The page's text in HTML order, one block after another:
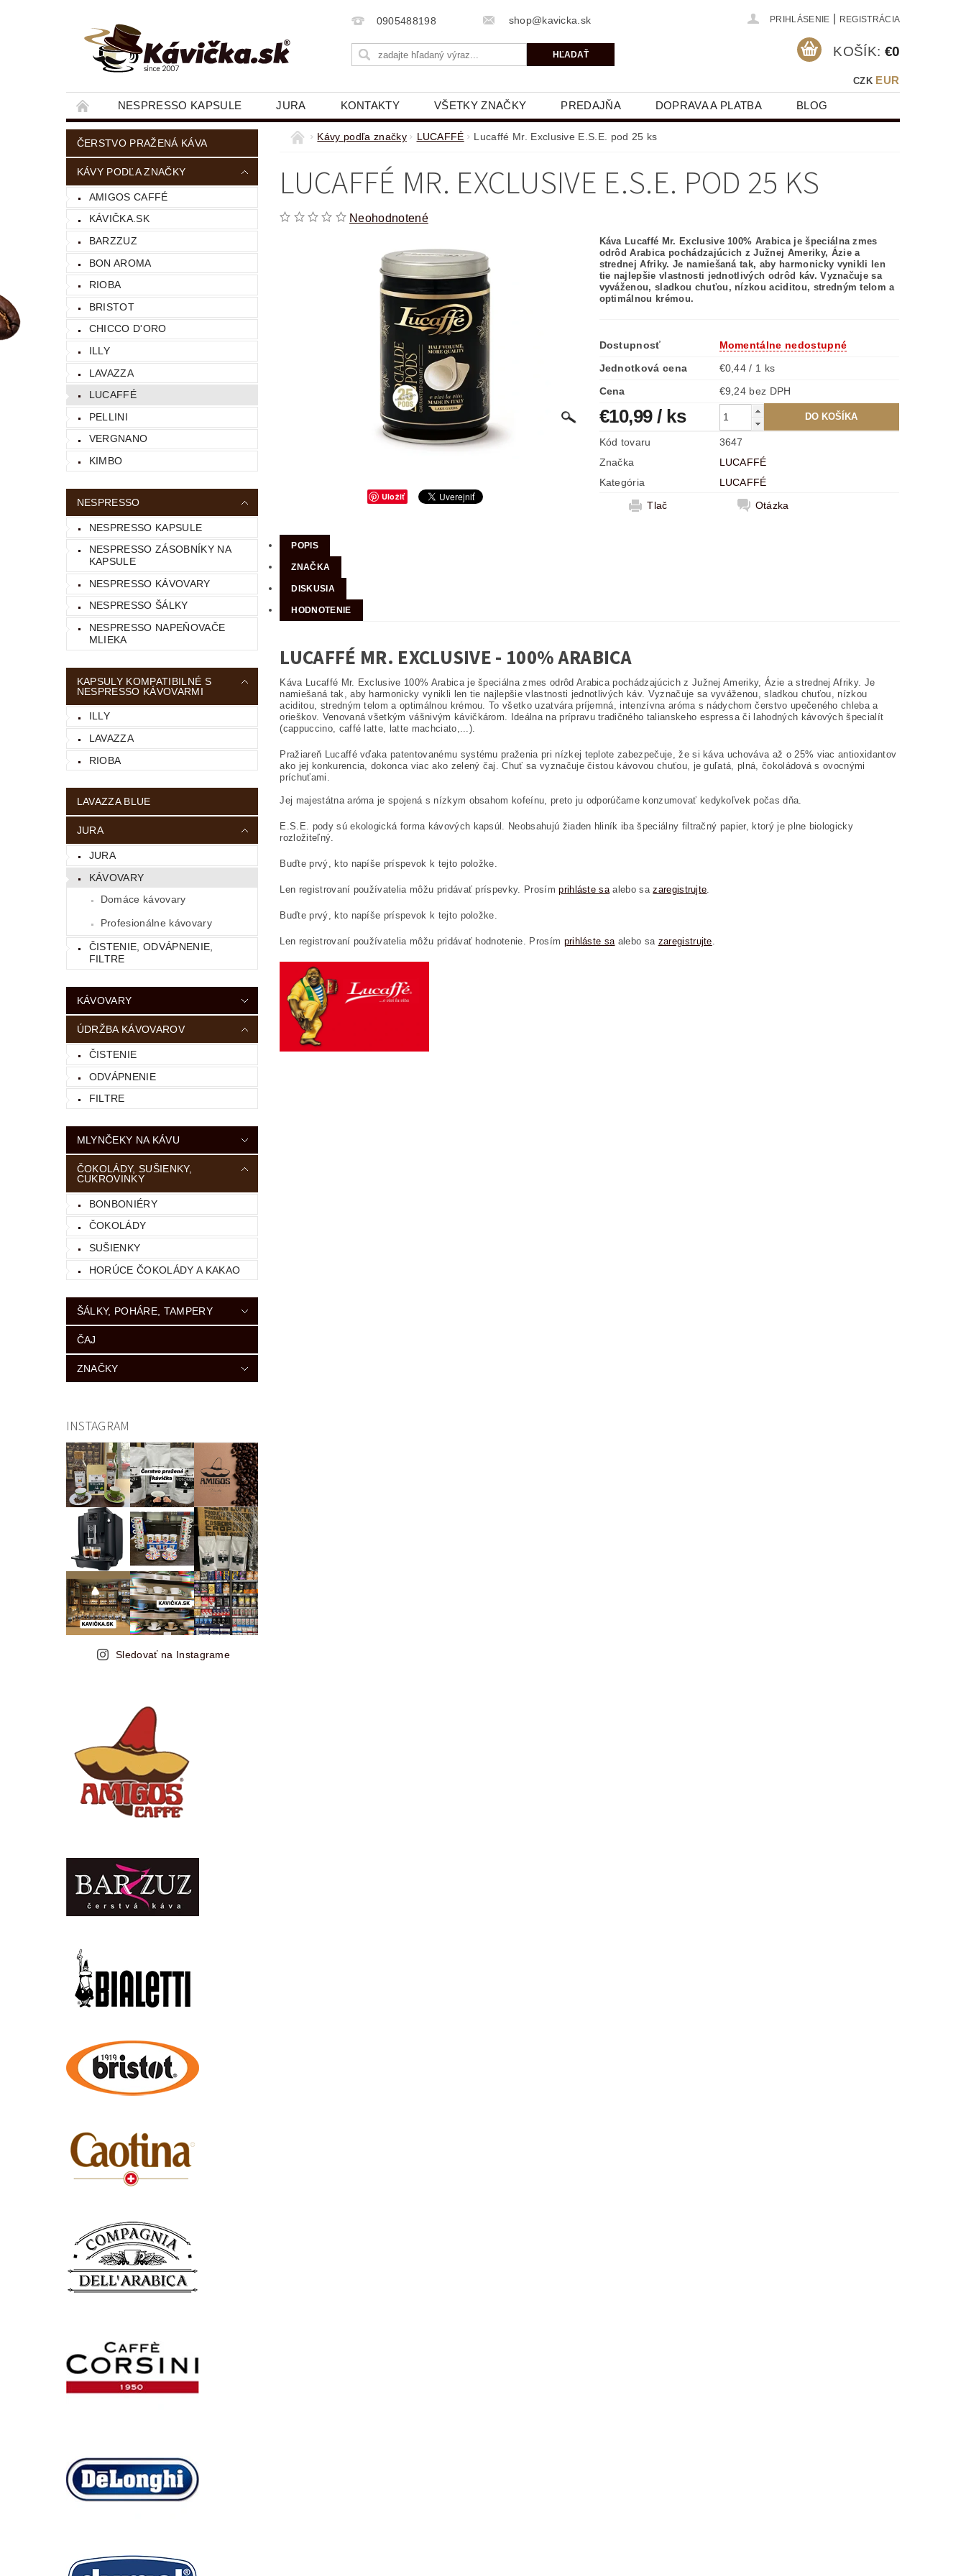
0905488198 shop@kavicka.sk PRIHLÁSENIE REGISTRÁCIA
CZK EUR
KOŠÍK: €0
NESPRESSO KAPSULE JURA KONTAKTY VŠETKY ZNAČKY PREDAJŇA DOPRAVA A PLATBA BLOG
ČERSTVO PRAŽENÁ KÁVA
KÁVY PODĽA ZNAČKY
AMIGOS CAFFÉ
KÁVIČKA.SK
BARZZUZ
BON AROMA
RIOBA
BRISTOT
CHICCO D'ORO
ILLY
LAVAZZA
LUCAFFÉ
PELLINI
VERGNANO
KIMBO
NESPRESSO
NESPRESSO KAPSULE
NESPRESSO ZÁSOBNÍKY NA
KAPSULE
NESPRESSO KÁVOVARY
NESPRESSO ŠÁLKY
NESPRESSO NAPEŇOVAČE
MLIEKA
KAPSULY KOMPATIBILNÉ S
NESPRESSO KÁVOVARMI
ILLY
LAVAZZA
RIOBA
LAVAZZA BLUE
JURA
JURA
KÁVOVARY
Domáce kávovary
Profesionálne kávovary
ČISTENIE, ODVÁPNENIE,
FILTRE
KÁVOVARY
ÚDRŽBA KÁVOVAROV
ČISTENIE
ODVÁPNENIE
FILTRE
MLYNČEKY NA KÁVU
ČOKOLÁDY, SUŠIENKY,
CUKROVINKY
BONBONIÉRY
ČOKOLÁDY
SUŠIENKY
HORÚCE ČOKOLÁDY A KAKAO
ŠÁLKY, POHÁRE, TAMPERY
ČAJ
ZNAČKY
INSTAGRAM
Sledovať na Instagrame
Kávy podľa značky LUCAFFÉ Lucaffé Mr. Exclusive E.S.E. pod 25 ks
LUCAFFÉ MR. EXCLUSIVE E.S.E. POD 25 KS
Neohodnotené
Uložiť
Káva Lucaffé Mr. Exclusive 100% Arabica je špeciálna zmes
odrôd Arabica pochádzajúcich z Južnej Ameriky, Ázie a
strednej Afriky. Je namiešaná tak, aby harmonicky vynikli len
tie najlepšie vlastnosti jednotlivých odrôd káv. Vyznačuje sa
vyváženou, sladkou chuťou, nízkou aciditou, stredným telom a
optimálnou krémou.
Dostupnosť
Momentálne nedostupné
Jednotková cena
€0,44 / 1 ks
Cena
€9,24 bez DPH
€10,99/ ks
Kód tovaru
3647
Značka
LUCAFFÉ
Kategória
LUCAFFÉ
Tlač
Otázka
POPIS
ZNAČKA
DISKUSIA
HODNOTENIE
LUCAFFÉ MR. EXCLUSIVE - 100% ARABICA
Káva Lucaffé Mr. Exclusive 100% Arabica je špeciálna zmes odrôd Arabica pochádzajúcich z Južnej Ameriky, Ázie a strednej Afriky. Je
namiešaná tak, aby harmonicky vynikli len tie najlepšie vlastnosti jednotlivých káv. Vyznačuje sa vyváženou, sladkou chuťou, nízkou
aciditou, stredným telom a optimálnou krémou. To všetko uzatvára príjemná, intenzívna aróma s nádychom čerstvo upečeného chleba a
orieškov. Venovaná všetkým vášnivým kávičkárom. Ideálna na prípravu tradičného talianskeho espressa či lahodných kávových špecialít
(cappuccino, caffé latte, latte machciato,...).
Pražiareň Lucaffé vďaka patentovanému systému praženia pri nízkej teplote zabezpečuje, že si káva uchováva až o 25% viac antioxidantov
ako jej konkurencia, dokonca viac ako zelený čaj. Chuť sa vyznačuje čistou kávovou chuťou, je guľatá, plná, čokoládová s ovocnými
príchuťami.
Jej majestátna aróma je spojená s nízkym obsahom kofeínu, preto ju odporúčame konzumovať kedykoľvek počas dňa.
E.S.E. pody sú ekologická forma kávových kapsúl. Neobsahujú žiaden hliník iba špeciálny filtračný papier, ktorý je plne biologicky
rozložiteľný.
Buďte prvý, kto napíše príspevok k tejto položke.
Len registrovaní používatelia môžu pridávať príspevky. Prosímprihláste saalebo sazaregistrujte.
Buďte prvý, kto napíše príspevok k tejto položke.
Len registrovaní používatelia môžu pridávať hodnotenie. Prosím prihláste saalebo sa zaregistrujte.